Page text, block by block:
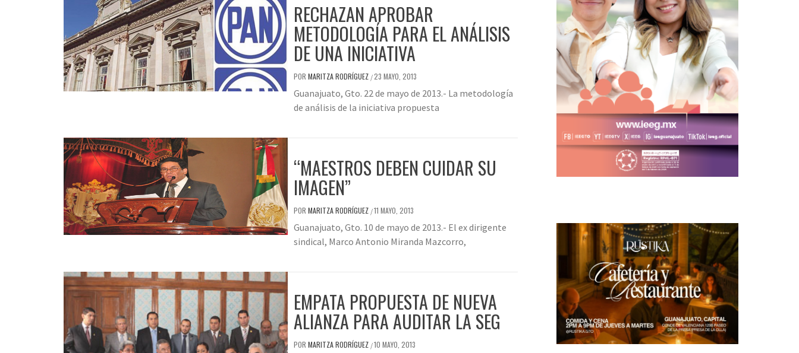
RECHAZAN APROBAR
METODOLOGÍA PARA EL ANÁLISIS
DE UNA INICIATIVA
POR MARITZA RODRÍGUEZ /23 MAYO, 2013
Guanajuato, Gto. 22 de mayo de 2013.- La metodología
de análisis de la iniciativa propuesta
“MAESTROS DEBEN CUIDAR SU
IMAGEN”
POR MARITZA RODRÍGUEZ /11 MAYO, 2013
Guanajuato, Gto. 10 de mayo de 2013.- El ex dirigente
sindical, Marco Antonio Miranda Mazcorro,
EMPATA PROPUESTA DE NUEVA
ALIANZA PARA AUDITAR LA SEG
POR MARITZA RODRÍGUEZ /10 MAYO, 2013